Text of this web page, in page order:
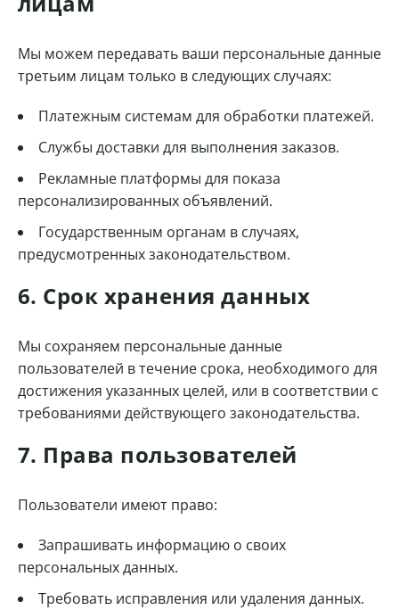
Мы можем передавать ваши персональные данные
третьим лицам только в следующих случаях:
Платежным системам для обработки платежей.
Службы доставки для выполнения заказов.
Рекламные платформы для показа
персонализированных объявлений.
Государственным органам в случаях,
предусмотренных законодательством.
6. Срок хранения данных
Мы сохраняем персональные данные
пользователей в течение срока, необходимого для
достижения указанных целей, или в соответствии с
требованиями действующего законодательства.
7. Права пользователей
Пользователи имеют право:
Запрашивать информацию о своих
персональных данных.
Требовать исправления или удаления данных.